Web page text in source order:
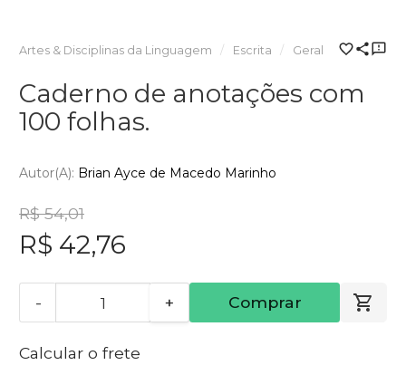
Artes & Disciplinas da Linguagem Escrita Geral
Caderno de anotações com
100 folhas.
Autor(a): Brian Ayce de Macedo Marinho
R$ 54,01
R$ 42,76
- + Comprar
Calcular o frete